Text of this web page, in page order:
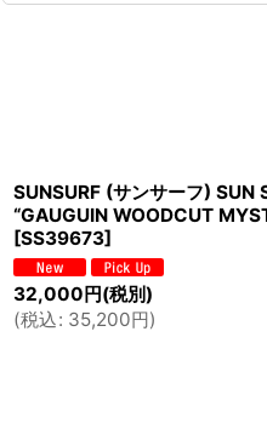
SUNSURF (サンサーフ) SUN
“GAUGUIN WOODCUT
[SS39673]
32,000円(税別)
(税込: 35,200円)